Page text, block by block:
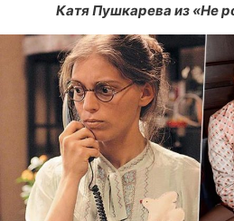
Катя Пушкарева из «Не